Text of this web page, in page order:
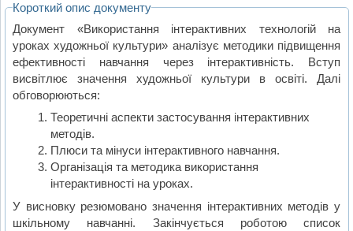
Короткий опис документу
Документ «Використання інтерактивних технологій на
уроках художньої культури» аналізує методики підвищення
ефективності навчання через інтерактивність. Вступ
висвітлює значення художньої культури в освіті. Далі
обговорюються:
Теоретичні аспекти застосування інтерактивних
методів.
Плюси та мінуси інтерактивного навчання.
Організація та методика використання
інтерактивності на уроках.
У висновку резюмовано значення інтерактивних методів у
шкільному навчанні. Закінчується роботою список